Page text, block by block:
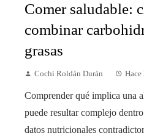
Comer saludable:
combinar
grasas
Cochi Roldán Durán Hace
Comprender qué implica una
puede resultar complejo
datos nutricionales